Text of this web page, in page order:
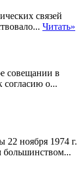
связей
Читать»
совещании в
согласию о...
22 ноября 1974 г.